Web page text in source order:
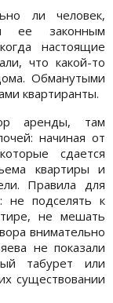
ли человек,
ее законным
настоящие
что какой-то
Обманутыми
квартиранты.
аренды, там
начиная от
сдается
квартиры и
Правила для
не подселять к
не мешать
внимательно
не показали
табурет или
существовании